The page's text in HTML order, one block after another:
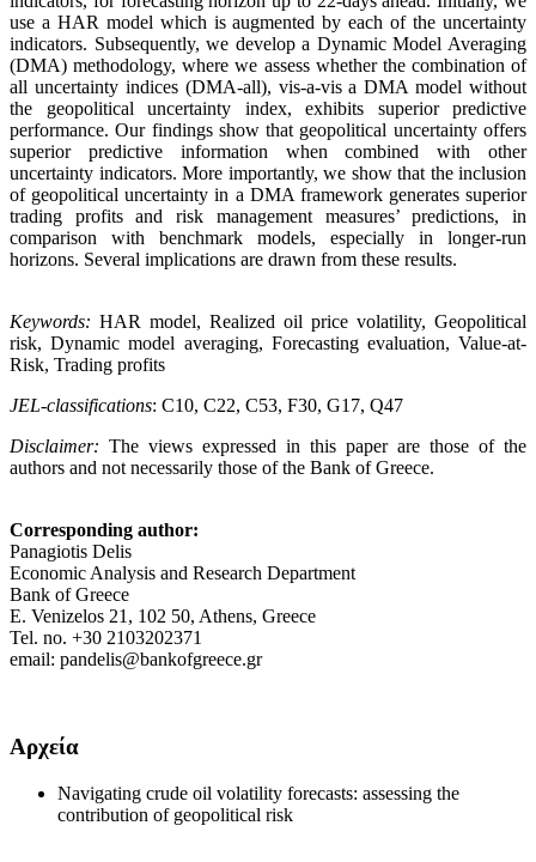
use a HAR model which is augmented by each of the uncertainty
indicators. Subsequently, we develop a Dynamic Model Averaging
(DMA) methodology, where we assess whether the combination of
all uncertainty indices (DMA-all), vis-a-vis a DMA model without
the geopolitical uncertainty index, exhibits superior predictive
performance. Our findings show that geopolitical uncertainty offers
superior predictive information when combined with other
uncertainty indicators. More importantly, we show that the inclusion
of geopolitical uncertainty in a DMA framework generates superior
trading profits and risk management measures’ predictions, in
comparison with benchmark models, especially in longer-run
horizons. Several implications are drawn from these results.
Keywords: HAR model, Realized oil price volatility, Geopolitical
risk, Dynamic model averaging, Forecasting evaluation, Value-at-
Risk, Trading profits
JEL-classifications: C10, C22, C53, F30, G17, Q47
Disclaimer: The views expressed in this paper are those of the
authors and not necessarily those of the Bank of Greece.
Corresponding author:
Panagiotis Delis
Economic Analysis and Research Department
Bank of Greece
E. Venizelos 21, 102 50, Athens, Greece
Tel. no. +30 2103202371
email: pandelis@bankofgreece.gr
Αρχεία
Navigating crude oil volatility forecasts: assessing the
contribution of geopolitical risk